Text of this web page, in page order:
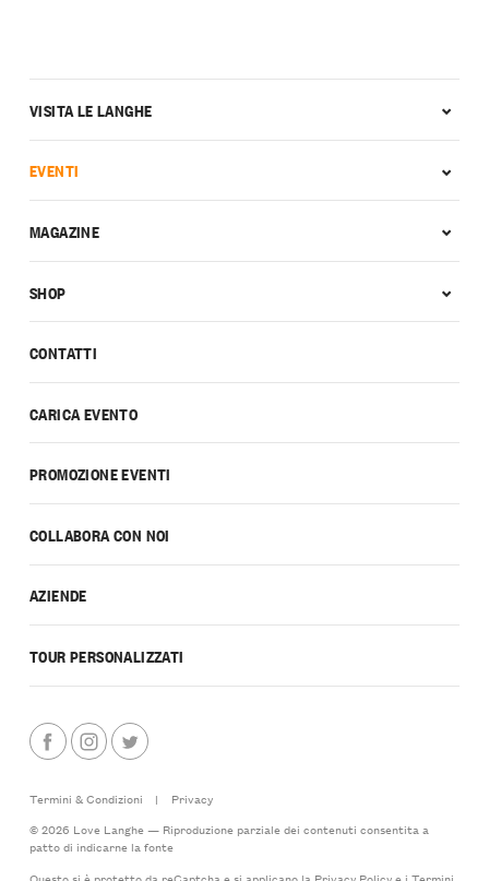
CONTATTI
CARICA EVENTO
PROMOZIONE EVENTI
COLLABORA CON NOI
AZIENDE
TOUR PERSONALIZZATI
VISITA LE LANGHE
EVENTI
MAGAZINE
SHOP
Termini & Condizioni |
Privacy
© 2026 Love Langhe — Riproduzione parziale dei contenuti consentita a
patto di indicarne la fonte